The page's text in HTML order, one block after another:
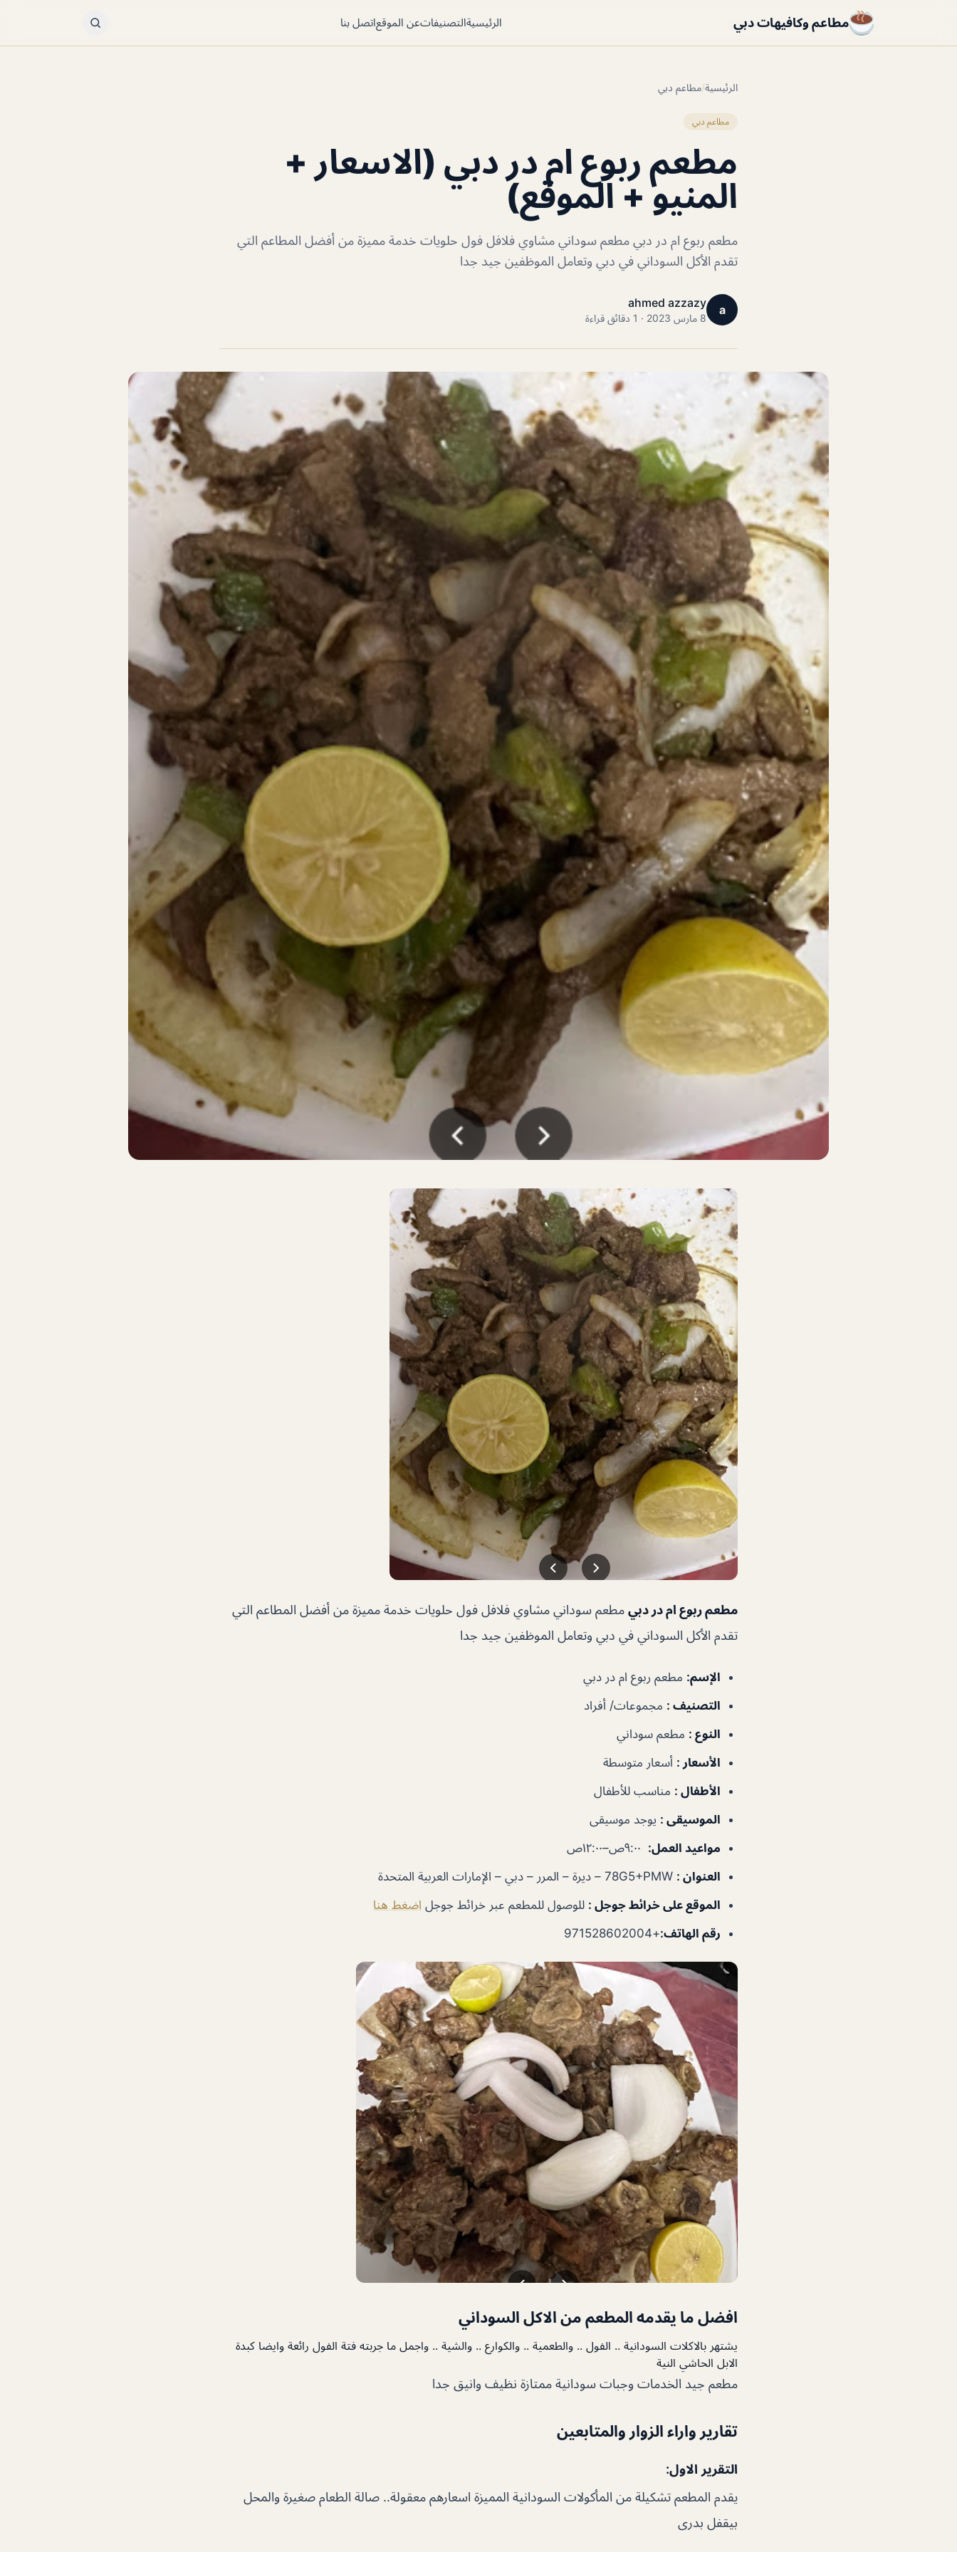
مطاعم وكافيهات دبي الرئيسيةالتصنيفاتعن الموقعاتصل بنا
الرئيسية/مطاعم دبي
مطاعم دبي
مطعم ربوع ام در دبي (الاسعار +
المنيو + الموقع)
مطعم ربوع ام در دبي مطعم سوداني مشاوي فلافل فول حلويات خدمة مميزة من أفضل المطاعم التي
تقدم الأكل السوداني في دبي وتعامل الموظفين جيد جدا
a
ahmed azzazy
8 مارس 2023 · 1 دقائق قراءة
مطعم ربوع ام در دبي مطعم سوداني مشاوي فلافل فول حلويات خدمة مميزة من أفضل المطاعم التي
تقدم الأكل السوداني في دبي وتعامل الموظفين جيد جدا
الإسم: مطعم ربوع ام در دبي
التصنيف : مجموعات/ أفراد
النوع : مطعم سوداني
الأسعار : أسعار متوسطة
الأطفال : مناسب للأطفال
الموسيقى : يوجد موسيقى
مواعيد العمل:
العنوان :
الموقع على خرائط جوجل : للوصول للمطعم عبر خرائط جوجل اضغط هنا
رقم الهاتف:
+971528602004
افضل ما يقدمه المطعم من الاكل السوداني
يشتهر بالاكلات السودانية .. الفول .. والطعمية .. والكوارع .. والشية .. واجمل ما جربته فتة الفول رائعة وايضا كبدة
الابل الحاشي النية
مطعم جيد الخدمات وجبات سودانية ممتازة نظيف وانيق جدا
تقارير واراء الزوار والمتابعين
التقرير الاول:
يقدم المطعم تشكيلة من المأكولات السودانية المميزة اسعارهم معقولة.. صالة الطعام صغيرة والمحل
بيقفل بدرى